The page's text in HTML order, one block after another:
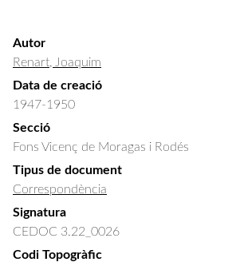
Autor
Renart, Joaquim
Data de creació
1947-1950
Secció
Fons Vicenç de Moragas i Rodés
Tipus de document
Correspondència
Signatura
CEDOC 3.22_0026
Codi Topogràfic